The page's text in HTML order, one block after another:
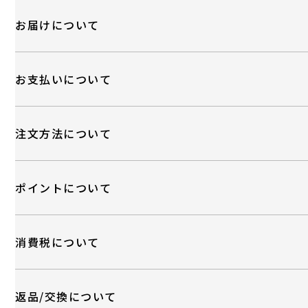
お届けについて
お支払いについて
注文方法について
ポイントについて
消費税について
返品/交換について